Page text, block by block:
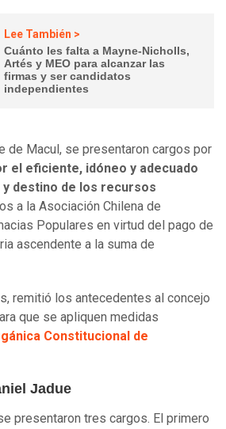
Lee También >
Cuánto les falta a Mayne-Nicholls,
Artés y MEO para alcanzar las
firmas y ser candidatos
independientes
de Macul, se presentaron cargos por
el eficiente, idóneo y adecuado
destino de los recursos
a la Asociación Chilena de
Populares en virtud del pago de
ascendente a la suma de
remitió los antecedentes al concejo
que se apliquen medidas
Constitucional de
Jadue
presentaron tres cargos. El primero